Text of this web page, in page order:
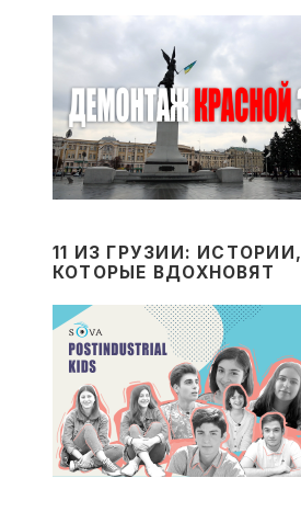
11 ИЗ ГРУЗИИ: ИСТОРИИ,
КОТОРЫЕ ВДОХНОВЯТ